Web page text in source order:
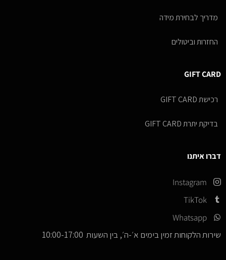
מדריך לבחירת מידה
החזרות וביטולים
GIFT CARD
רכישת GIFT CARD
בדיקת יתרת GIFT CARD
דברו איתנו
Instagram
TikTok
Whatsapp
שירות הלקוחות זמין בימים א׳-ה׳, בין השעות 10:00-17:00